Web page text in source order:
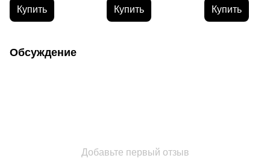
Купить Купить Купить
Обсуждение
Добавьте первый отзыв